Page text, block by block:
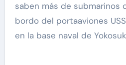
saben más de submarinos
bordo del portaaviones
en la base naval de